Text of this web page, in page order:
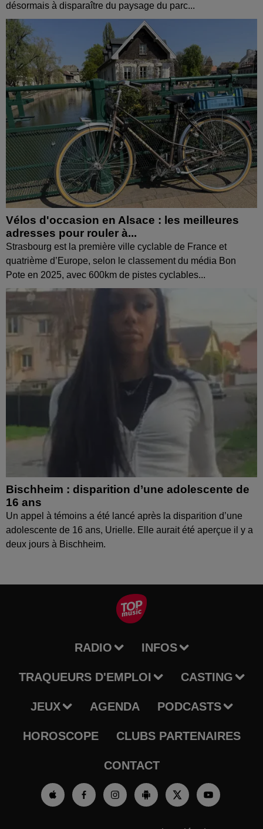
désormais à disparaître du paysage du parc...
Vélos d'occasion en Alsace : les meilleures
adresses pour rouler à...
Strasbourg est la première ville cyclable de France et
quatrième d’Europe, selon le classement du média Bon
Pote en 2025, avec 600km de pistes cyclables...
Bischheim : disparition d’une adolescente de
16 ans
Un appel à témoins a été lancé après la disparition d’une
adolescente de 16 ans, Urielle. Elle aurait été aperçue il y a
deux jours à Bischheim.
RADIO INFOS
TRAQUEURS D'EMPLOI CASTING
JEUX AGENDA PODCASTS
HOROSCOPE CLUBS PARTENAIRES
CONTACT